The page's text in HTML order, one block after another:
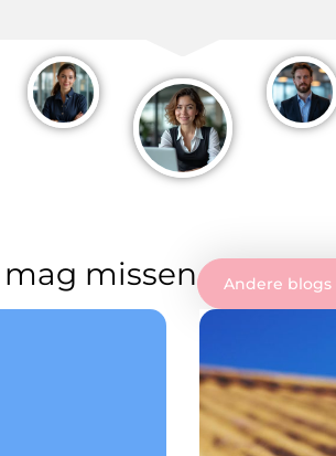
missen Andere blogs